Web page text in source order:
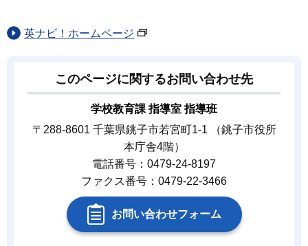
英ナビ！ホームページ
このページに関するお問い合わせ先
学校教育課 指導室 指導班
〒288-8601 千葉県銚子市若宮町1-1 （銚子市役所
本庁舎4階）
電話番号：0479-24-8197
ファクス番号：0479-22-3466
お問い合わせフォーム